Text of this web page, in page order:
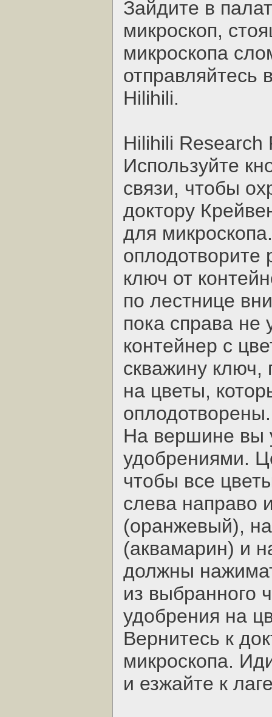
Зайдите в
микроскоп,
микроскопа
отправляйтесь
Hilihili.
Hilihili Research
Используйте
связи, чтобы
доктору
для
оплодотворите
ключ от
по лестнице
пока справа
контейнер с
скважину ключ,
на цветы,
оплодотворены.
На вершине вы
удобрениями.
чтобы все
слева направо
(оранжевый),
(аквамарин) и
должны
из выбранного
удобрения на
Вернитесь к
микроскопа.
и езжайте к